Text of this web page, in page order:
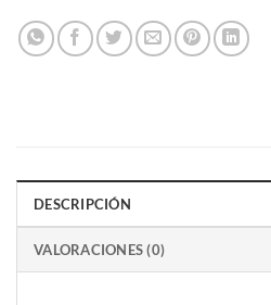
DESCRIPCIÓN
VALORACIONES (0)